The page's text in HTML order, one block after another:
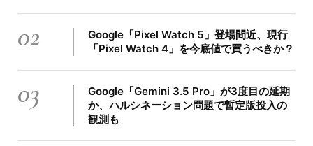
02
Google「Pixel Watch 5」登場間近、現行
「Pixel Watch 4」を今底値で買うべきか？
03
Google「Gemini 3.5 Pro」が3度目の延期
か、ハルシネーション問題で暫定版投入の
観測も